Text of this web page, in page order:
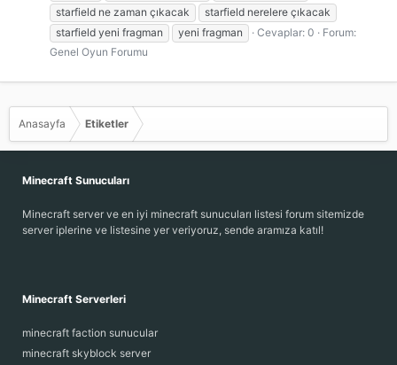
starfield ne zaman çıkacak
starfield nerelere çıkacak
starfield yeni fragman
yeni fragman Cevaplar: 0
Forum:
Genel Oyun Forumu
Anasayfa Etiketler
Minecraft Sunucuları
Minecraft server ve en iyi minecraft sunucuları listesi forum sitemizde
server iplerine ve listesine yer veriyoruz, sende aramıza katıl!
Minecraft Serverleri
minecraft faction sunucular
minecraft skyblock server